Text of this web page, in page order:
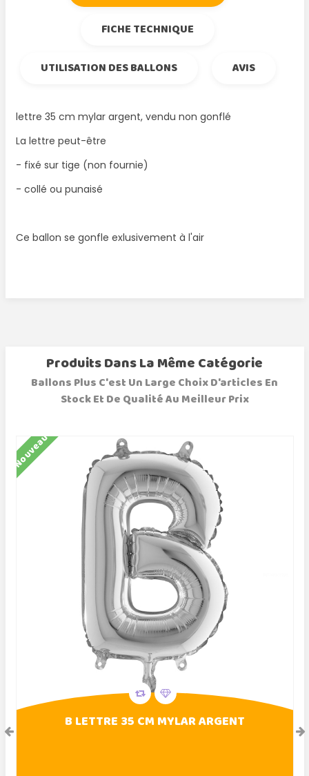
FICHE TECHNIQUE
UTILISATION DES BALLONS
AVIS
lettre 35 cm mylar argent, vendu non gonflé
La lettre peut-être
- fixé sur tige (non fournie)
- collé ou punaisé
Ce ballon se gonfle exlusivement à l'air
Produits Dans La Même Catégorie
Ballons Plus C'est Un Large Choix D'articles En
Stock Et De Qualité Au Meilleur Prix
Nouveau
B LETTRE 35 CM MYLAR ARGENT